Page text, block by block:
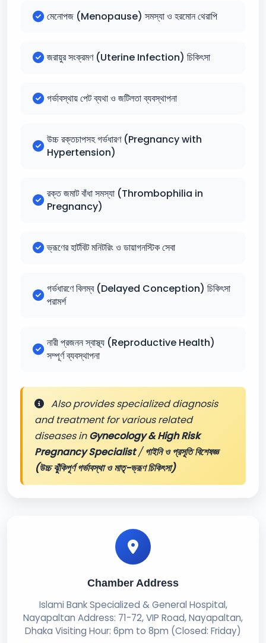
মেনোপজ (Menopause) সমস্যা ও হরমোন থেরাপি
জরায়ুর সংক্রমণ (Uterine Infection) চিকিৎসা
গর্ভাবস্থায় পেট ব্যথা ও জটিলতা ব্যবস্থাপনা
উচ্চ রক্তচাপসহ গর্ভধারণ (Pregnancy with
Hypertension)
রক্ত জমাট বাঁধা সমস্যা (Thrombophilia in
Pregnancy)
ভ্রূণের হার্টবিট মনিটরিং ও ডায়াগনস্টিক সেবা
গর্ভধারণে বিলম্ব (Delayed Conception) চিকিৎসা
পরামর্শ
নারী প্রজনন স্বাস্থ্য (Reproductive Health)
সম্পূর্ণ ব্যবস্থাপনা
Also provides specialized diagnosis
and treatment for various related
diseases inGynecology & High Risk
Pregnancy Specialist/গাইনি ও প্রসূতি বিশেষজ্ঞ
(উচ্চ ঝুঁকিপূর্ণ গর্ভাবস্থা ও মাতৃ-ভ্রূণ চিকিৎসা)
Chamber Address
Islami Bank Specialized & General Hospital,
Nayapaltan Address: 71-72, VIP Road, Nayapaltan,
Dhaka Visiting Hour: 6pm to 8pm (Closed: Friday)